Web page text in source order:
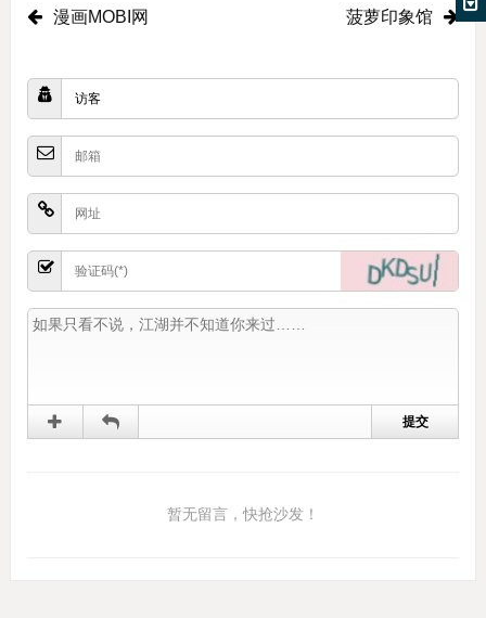
漫画MOBI网 菠萝印象馆
暂无留言，快抢沙发！